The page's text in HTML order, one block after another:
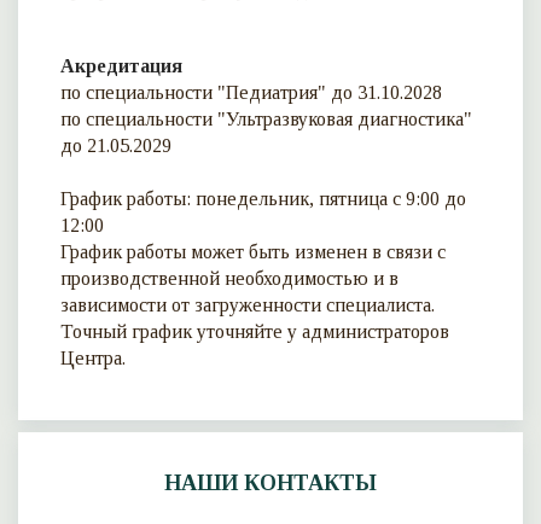
Акредитация
по специальности "Педиатрия" до 31.10.2028
по специальности "Ультразвуковая диагностика"
до 21.05.2029
График работы: понедельник, пятница с 9:00 до
12:00
График работы может быть изменен в связи с
производственной необходимостью и в
зависимости от загруженности специалиста.
Точный график уточняйте у администраторов
Центра.
НАШИ КОНТАКТЫ